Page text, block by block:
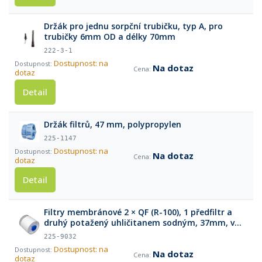
Držák pro jednu sorpční trubičku, typ A, pro
trubičky 6mm OD a délky 70mm
222-3-1
Dostupnost: na
dotaz
Na dotaz
Detail
Držák filtrů, 47 mm, polypropylen
225-1147
Dostupnost: na
dotaz
Na dotaz
Detail
Filtry membránové 2 × QF (R-100), 1 předfiltr a
druhý potažený uhličitanem sodným, 37mm, v
třídílné kazetě, 10ks
225-9032
Dostupnost: na
dotaz
Na dotaz